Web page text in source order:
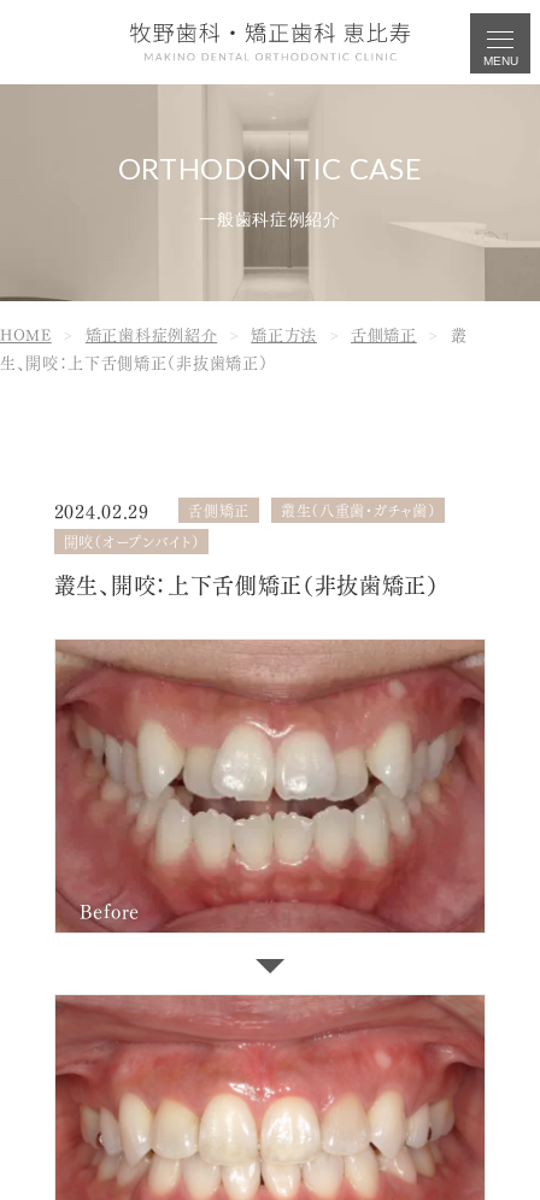
MENU
一般歯科症例紹介
HOME 矯正歯科症例紹介 矯正方法 舌側矯正
叢
生、開咬：上下舌側矯正（非抜歯矯正）
2024.02.29 舌側矯正
叢生（八重歯・ガチャ歯）
開咬（オープンバイト）
叢生、開咬：上下舌側矯正（非抜歯矯正）
Before